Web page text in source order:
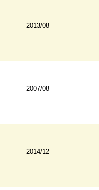
2013/08
2007/08
2014/12